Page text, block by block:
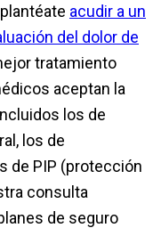
acudir a un
del dolor de
tratamiento
aceptan la
los de
los de
de PIP (protección
consulta
de seguro